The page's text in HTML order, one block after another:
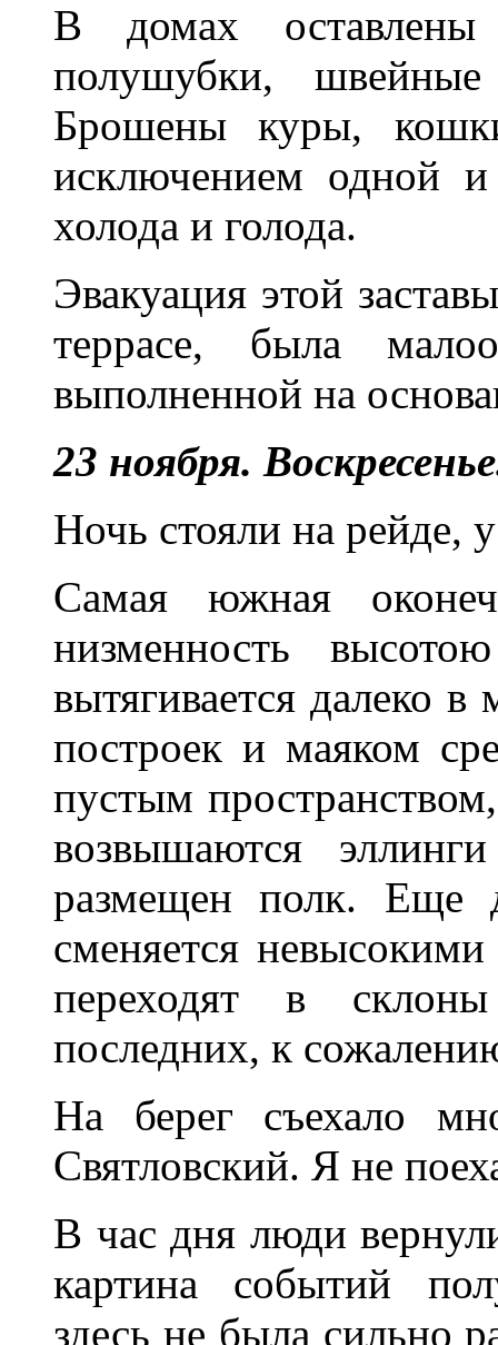
В домах оставлены
полушубки,
Брошены куры,
исключением одной
холода и голода.
Эвакуация этой
террасе, была
выполненной на
23 ноября.
Ночь стояли на рейде,
Самая южная
низменность
вытягивается далеко
построек и маяком
пустым
возвышаются
размещен полк. Еще
сменяется
переходят в
последних, к
На берег съехало
Святловский. Я не
В час дня люди
картина событий
здесь не была сильно